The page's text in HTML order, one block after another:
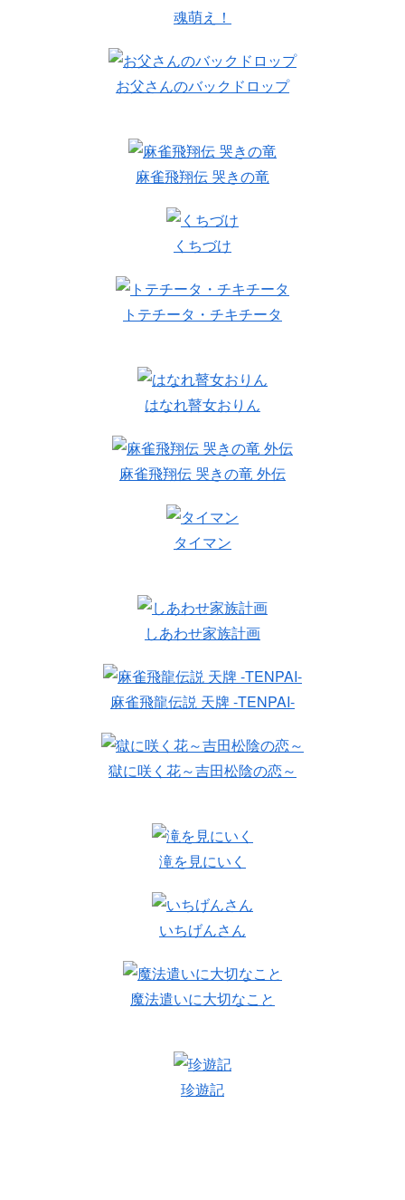
魂萌え！
お父さんのバックドロップ
麻雀飛翔伝 哭きの竜
くちづけ
トテチータ・チキチータ
はなれ瞽女おりん
麻雀飛翔伝 哭きの竜 外伝
タイマン
しあわせ家族計画
麻雀飛龍伝説 天牌 -TENPAI-
獄に咲く花～吉田松陰の恋～
滝を見にいく
いちげんさん
魔法遣いに大切なこと
珍遊記